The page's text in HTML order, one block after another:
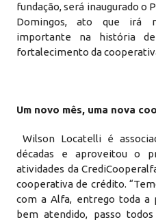
fundação, será inaugurado o
Domingos, ato que irá
importante na história
fortalecimento da
Um novo mês, uma nova
Wilson Locatelli é
décadas e aproveitou o
atividades da
cooperativa de crédito.
com a Alfa, entrego toda a
bem atendido, passo